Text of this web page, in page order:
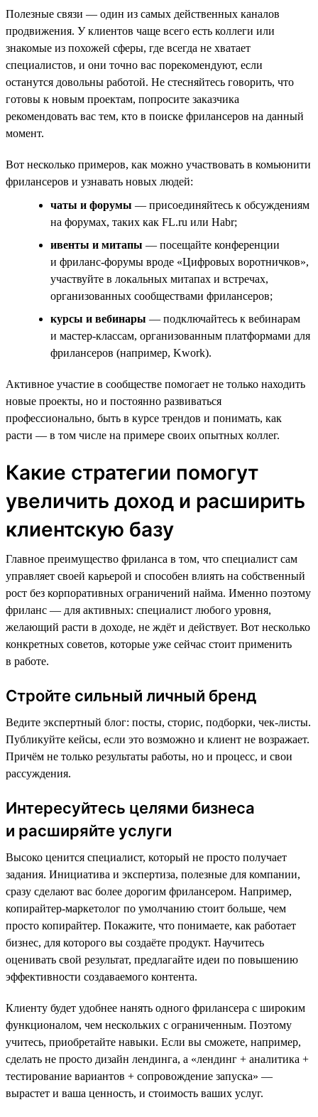
Полезные связи — один из самых действенных каналов
продвижения. У клиентов чаще всего есть коллеги или
знакомые из похожей сферы, где всегда не хватает
специалистов, и они точно вас порекомендуют, если
останутся довольны работой. Не стесняйтесь говорить, что
готовы к новым проектам, попросите заказчика
рекомендовать вас тем, кто в поиске фрилансеров на данный
момент.
Вот несколько примеров, как можно участвовать в комьюнити
фрилансеров и узнавать новых людей:
чаты и форумы — присоединяйтесь к обсуждениям
на форумах, таких как FL.ru или Habr;
ивенты и митапы — посещайте конференции
и фриланс-форумы вроде «Цифровых воротничков»,
участвуйте в локальных митапах и встречах,
организованных сообществами фрилансеров;
курсы и вебинары — подключайтесь к вебинарам
и мастер-классам, организованным платформами для
фрилансеров (например, Kwork).
Активное участие в сообществе помогает не только находить
новые проекты, но и постоянно развиваться
профессионально, быть в курсе трендов и понимать, как
расти — в том числе на примере своих опытных коллег.
Какие стратегии помогут
увеличить доход и расширить
клиентскую базу
Главное преимущество фриланса в том, что специалист сам
управляет своей карьерой и способен влиять на собственный
рост без корпоративных ограничений найма. Именно поэтому
фриланс — для активных: специалист любого уровня,
желающий расти в доходе, не ждёт и действует. Вот несколько
конкретных советов, которые уже сейчас стоит применить
в работе.
Стройте сильный личный бренд
Ведите экспертный блог: посты, сторис, подборки, чек-листы.
Публикуйте кейсы, если это возможно и клиент не возражает.
Причём не только результаты работы, но и процесс, и свои
рассуждения.
Интересуйтесь целями бизнеса
и расширяйте услуги
Высоко ценится специалист, который не просто получает
задания. Инициатива и экспертиза, полезные для компании,
сразу сделают вас более дорогим фрилансером. Например,
копирайтер-маркетолог по умолчанию стоит больше, чем
просто копирайтер. Покажите, что понимаете, как работает
бизнес, для которого вы создаёте продукт. Научитесь
оценивать свой результат, предлагайте идеи по повышению
эффективности создаваемого контента.
Клиенту будет удобнее нанять одного фрилансера с широким
функционалом, чем нескольких с ограниченным. Поэтому
учитесь, приобретайте навыки. Если вы сможете, например,
сделать не просто дизайн лендинга, а «лендинг + аналитика +
тестирование вариантов + сопровождение запуска» —
вырастет и ваша ценность, и стоимость ваших услуг.